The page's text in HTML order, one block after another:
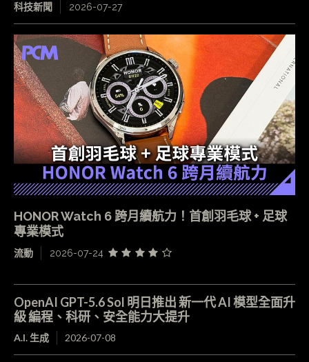
科技新聞 2026-07-27
HONOR Watch 6 跨月續航力！首創羽毛球 + 足球
專業模式
流動 2026-07-24
OpenAI GPT-5.6 Sol 明日推出 新一代 AI 模型全面升
級 編程、科研、安全能力大提升
A.I. 生成 2026-07-08